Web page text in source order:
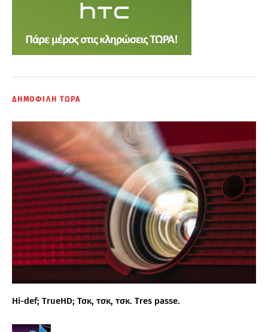
ΔΗΜΟΦΙΛΗ ΤΩΡΑ
Hi-def; TrueHD; Τσκ, τσκ, τσκ. Tres passe.